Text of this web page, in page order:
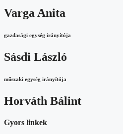
Varga Anita
gazdasági egység irányítója
Sásdi László
műszaki egység irányítója
Horváth Bálint
Gyors linkek